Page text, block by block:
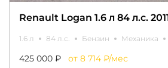
Renault Logan 1.6 л 84 л.с.
1.6 л 84 л.с. Бензин Механика
425 000 ₽ от 8 714 ₽/мес